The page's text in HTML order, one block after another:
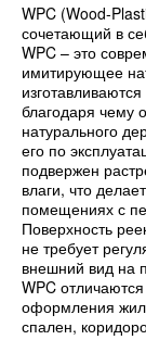
WPC (Wood-
сочетающий в
WPC – это
имитирующее
благодаря чему
натурального
его по
подвержен
влаги, что
помещениях с
Поверхность
не требует
внешний вид на
WPC
оформления
спален,